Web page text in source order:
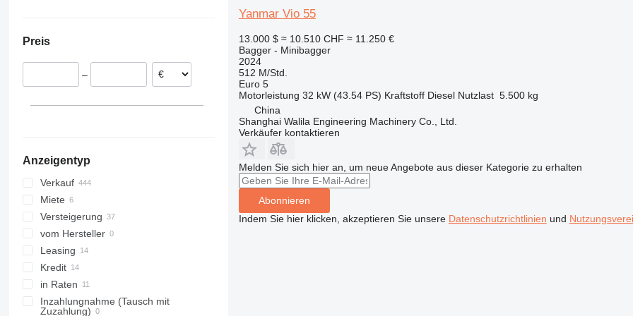
318
324
325
326
329
330
336
340
345
349
140X LC
8008
8010
8014
8016
8018
8025
8026
8030
8035
Vio 35
Vio 38
Vio 57
Vio 70
Vio 75
Vio 80
Spanien
Dänemark
Chile
Brasilien
Preis
–
Anzeigentyp
Verkauf
Miete
Versteigerung
vom Hersteller
Leasing
Kredit
in Raten
Inzahlungnahme (Tausch mit
Zuzahlung)
Yanmar Vio 55
13.000 $ ≈ 10.510 CHF ≈ 11.250 €
Bagger - Minibagger
2024
512 M/Std.
Euro 5
Motorleistung 32 kW (43.54 PS) Kraftstoff Diesel Nutzlast 5.500 kg
China
Shanghai Walila Engineering Machinery Co., Ltd.
Verkäufer kontaktieren
Melden Sie sich hier an, um neue Angebote aus dieser Kategorie zu erhalten
Abonnieren
Indem Sie hier klicken, akzeptieren Sie unsere Datenschutzrichtlinien und